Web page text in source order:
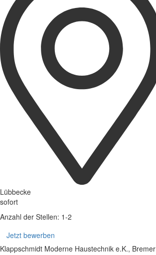
Lübbecke
sofort
Anzahl der Stellen: 1-2
Jetzt bewerben
Klappschmidt Moderne Haustechnik e.K., Bremer